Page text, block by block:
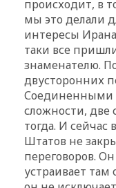
происходит, в
мы это делали
интересы
таки все
знаменателю.
двусторонних
Соединенными
сложности, две
тогда. И
Штатов не
переговоров.
устраивает